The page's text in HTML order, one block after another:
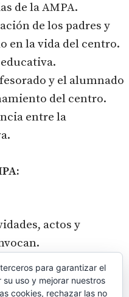
de la AMPA.
de los padres y
en la vida del centro.
y el alumnado
del centro.
entre la
actos y
Junta Directiva.
para garantizar el
uso y mejorar nuestros
cookies, rechazar las no